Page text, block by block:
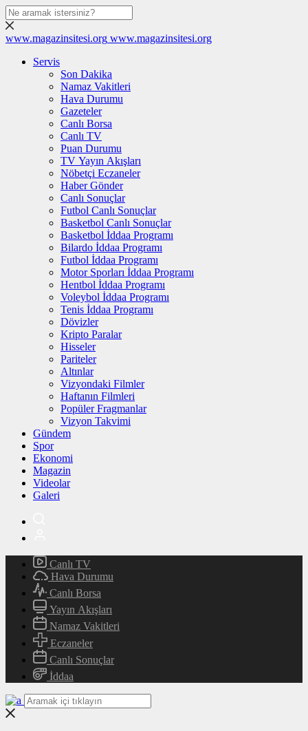
www.magazinsitesi.org www.magazinsitesi.org
Servis
Son Dakika
Namaz Vakitleri
Hava Durumu
Gazeteler
Canlı Borsa
Canlı TV
Puan Durumu
TV Yayın Akışları
Nöbetçi Eczaneler
Haber Gönder
Canlı Sonuçlar
Futbol Canlı Sonuçlar
Basketbol Canlı Sonuçlar
Basketbol İddaa Programı
Bilardo İddaa Programı
Futbol İddaa Programı
Motor Sporları İddaa Programı
Hentbol İddaa Programı
Voleybol İddaa Programı
Tenis İddaa Programı
Dövizler
Kripto Paralar
Hisseler
Pariteler
Altınlar
Vizyondaki Filmler
Haftanın Filmleri
Popüler Fragmanlar
Vizyon Takvimi
Gündem
Spor
Ekonomi
Magazin
Videolar
Galeri
Canlı TV
Hava Durumu
Canlı Borsa
Yayın Akışları
Namaz Vakitleri
Eczaneler
Canlı Sonuçlar
İddaa